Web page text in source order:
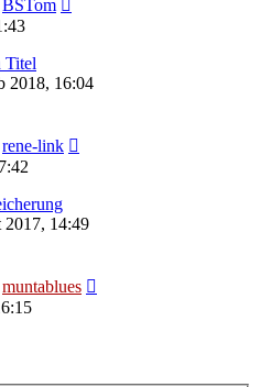
BSTom
Titel
2018, 16:04
rene-link
14:49
muntablues